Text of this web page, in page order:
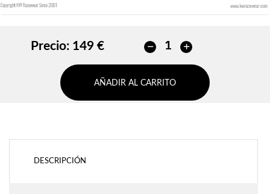
Precio: 149 €
AÑADIR AL CARRITO
DESCRIPCIÓN